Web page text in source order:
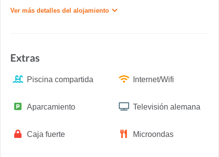
Ver más detalles del alojamiento
Extras
Piscina compartida Internet/Wifi
Aparcamiento Televisión alemana
Caja fuerte Microondas